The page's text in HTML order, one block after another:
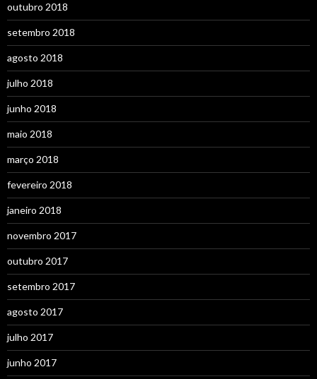
outubro 2018
setembro 2018
agosto 2018
julho 2018
junho 2018
maio 2018
março 2018
fevereiro 2018
janeiro 2018
novembro 2017
outubro 2017
setembro 2017
agosto 2017
julho 2017
junho 2017